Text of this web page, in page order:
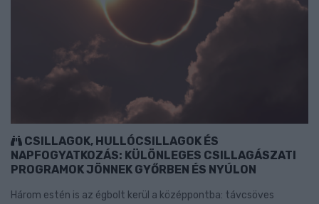
CSILLAGOK, HULLÓCSILLAGOK ÉS
NAPFOGYATKOZÁS: KÜLÖNLEGES CSILLAGÁSZATI
PROGRAMOK JÖNNEK GYŐRBEN ÉS NYÚLON
Három estén is az égbolt kerül a középpontba: távcsöves